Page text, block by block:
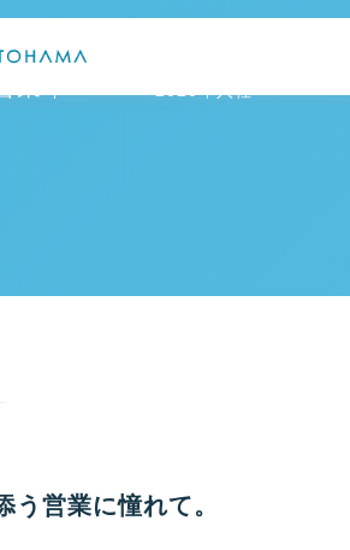
業
う営業に憧れて。